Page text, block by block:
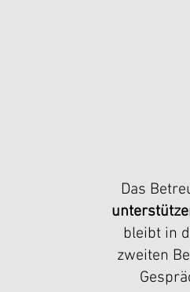
Das
bleibt in
zweiten